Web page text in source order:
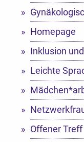
Homepage
Inklusion
Leichte
Offener Treff